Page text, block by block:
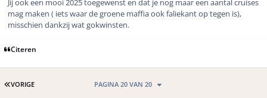
Jij ook een mooi 2025 toegewenst en dat je nog maar een aantal cruises
mag maken ( iets waar de groene maffia ook faliekant op tegen is),
misschien dankzij wat gokwinsten.
Citeren
EERSTE PAGINA
VORIGE PAGINA 20 VAN 20